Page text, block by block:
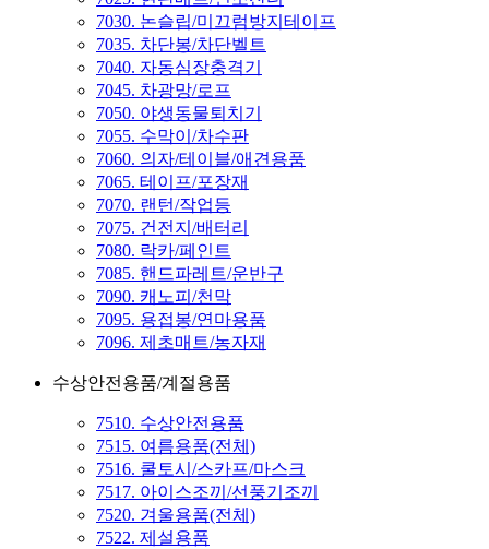
7030. 논슬립/미끄럼방지테이프
7035. 차단봉/차단벨트
7040. 자동심장충격기
7045. 차광망/로프
7050. 야생동물퇴치기
7055. 수막이/차수판
7060. 의자/테이블/애견용품
7065. 테이프/포장재
7070. 랜턴/작업등
7075. 건전지/배터리
7080. 락카/페인트
7085. 핸드파레트/운반구
7090. 캐노피/천막
7095. 용접봉/연마용품
7096. 제초매트/농자재
수상안전용품/계절용품
7510. 수상안전용품
7515. 여름용품(전체)
7516. 쿨토시/스카프/마스크
7517. 아이스조끼/선풍기조끼
7520. 겨울용품(전체)
7522. 제설용품